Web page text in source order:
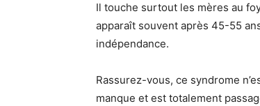
Il touche surtout les mères au
apparaît souvent après 45-55
indépendance.
Rassurez-vous, ce syndrome
manque et est totalement